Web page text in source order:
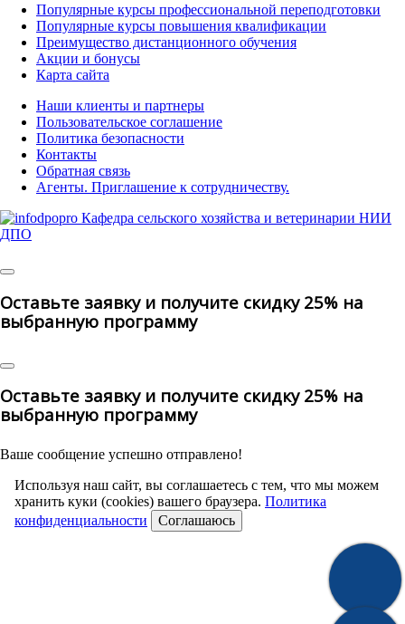
Популярные курсы профессиональной переподготовки
Популярные курсы повышения квалификации
Преимущество дистанционного обучения
Акции и бонусы
Карта сайта
Наши клиенты и партнеры
Пользовательское соглашение
Политика безопасности
Контакты
Обратная связь
Агенты. Приглашение к сотрудничеству.
Оставьте заявку и получите скидку 25% на
выбранную программу
Оставьте заявку и получите скидку 25% на
выбранную программу
Ваше сообщение успешно отправлено!
Используя наш сайт, вы соглашаетесь с тем, что мы можем
хранить куки (cookies) вашего браузера. Политика
конфиденциальности
Соглашаюсь